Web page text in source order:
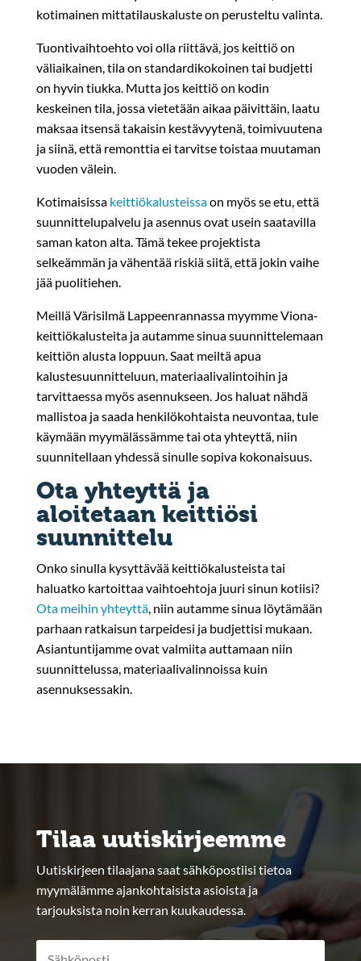
kotimainen mittatilauskaluste on perusteltu valinta.
Tuontivaihtoehto voi olla riittävä, jos keittiö on
väliaikainen, tila on standardikokoinen tai budjetti
on hyvin tiukka. Mutta jos keittiö on kodin
keskeinen tila, jossa vietetään aikaa päivittäin, laatu
maksaa itsensä takaisin kestävyytenä, toimivuutena
ja siinä, että remonttia ei tarvitse toistaa muutaman
vuoden välein.
Kotimaisissa keittiökalusteissaon myös se etu, että
suunnittelupalvelu ja asennus ovat usein saatavilla
saman katon alta. Tämä tekee projektista
selkeämmän ja vähentää riskiä siitä, että jokin vaihe
jää puolitiehen.
Meillä Värisilmä Lappeenrannassa myymme Viona-
keittiökalusteita ja autamme sinua suunnittelemaan
keittiön alusta loppuun. Saat meiltä apua
kalustesuunnitteluun, materiaalivalintoihin ja
tarvittaessa myös asennukseen. Jos haluat nähdä
mallistoa ja saada henkilökohtaista neuvontaa, tule
käymään myymälässämme tai ota yhteyttä, niin
suunnitellaan yhdessä sinulle sopiva kokonaisuus.
Ota yhteyttä ja
aloitetaan keittiösi
suunnittelu
Onko sinulla kysyttävää keittiökalusteista tai
haluatko kartoittaa vaihtoehtoja juuri sinun kotiisi?
Ota meihin yhteyttä, niin autamme sinua löytämään
parhaan ratkaisun tarpeidesi ja budjettisi mukaan.
Asiantuntijamme ovat valmiita auttamaan niin
suunnittelussa, materiaalivalinnoissa kuin
asennuksessakin.
Tilaa uutiskirjeemme
Uutiskirjeen tilaajana saat sähköpostiisi tietoa
myymälämme ajankohtaisista asioista ja
tarjouksista noin kerran kuukaudessa.